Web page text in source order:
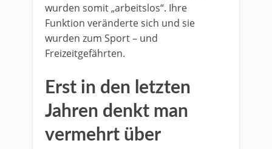
wurden somit „arbeitslos“. Ihre
Funktion veränderte sich und sie
wurden zum Sport – und
Freizeitgefährten.
Erst in den letzten
Jahren denkt man
vermehrt über